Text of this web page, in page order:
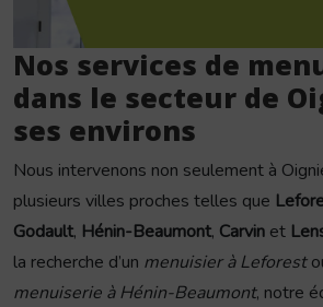
Nos services de
dans le secteur de
ses environs
Nous intervenons non seulement à
plusieurs villes proches telles que
Godault, Hénin-Beaumont, Carvin et
la recherche d’un menuisier à Leforest
menuiserie à Hénin-Beaumont, notre